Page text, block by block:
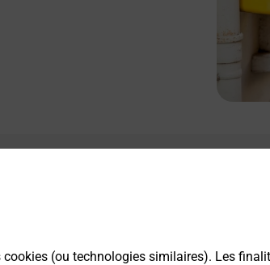
cookies (ou technologies similaires). Les